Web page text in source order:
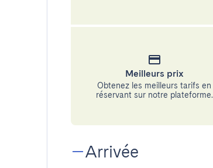
Meilleurs prix
Obtenez les meilleurs tarifs en
réservant sur notre plateforme.
Arrivée